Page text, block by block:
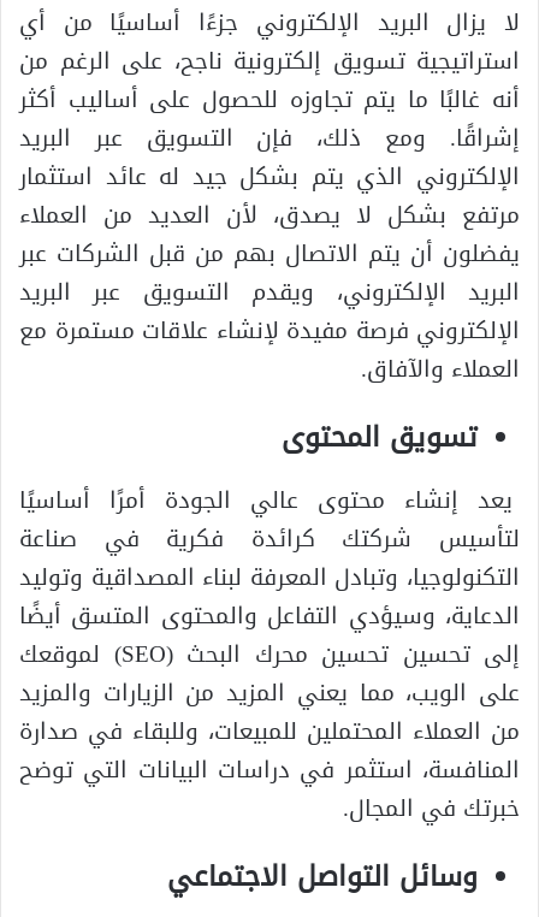
لا يزال البريد الإلكتروني جزءًا أساسيًا من أي
استراتيجية تسويق إلكترونية ناجح، على الرغم من
أنه غالبًا ما يتم تجاوزه للحصول على أساليب أكثر
إشراقًا. ومع ذلك، فإن التسويق عبر البريد
الإلكتروني الذي يتم بشكل جيد له عائد استثمار
مرتفع بشكل لا يصدق، لأن العديد من العملاء
يفضلون أن يتم الاتصال بهم من قبل الشركات عبر
البريد الإلكتروني، ويقدم التسويق عبر البريد
الإلكتروني فرصة مفيدة لإنشاء علاقات مستمرة مع
العملاء والآفاق.
تسويق المحتوى
يعد إنشاء محتوى عالي الجودة أمرًا أساسيًا
لتأسيس شركتك كرائدة فكرية في صناعة
التكنولوجيا، وتبادل المعرفة لبناء المصداقية وتوليد
الدعاية، وسيؤدي التفاعل والمحتوى المتسق أيضًا
إلى تحسين تحسين محرك البحث (SEO) لموقعك
على الويب، مما يعني المزيد من الزيارات والمزيد
من العملاء المحتملين للمبيعات، وللبقاء في صدارة
المنافسة، استثمر في دراسات البيانات التي توضح
خبرتك في المجال.
وسائل التواصل الاجتماعي